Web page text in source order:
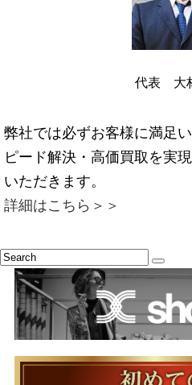
代表 大
弊社では必ずお客様に満足
ピード解決・高価買取を実
いただきます。
詳細はこちら＞＞